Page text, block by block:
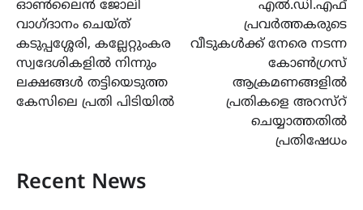
navigation
ഓൺലൈൻ ജോലി
വാഗ്ദാനം ചെയ്ത്
കടുപ്പശ്ശേരി, കല്ലേറ്റുംകര
സ്വദേശികളിൽ നിന്നും
ലക്ഷങ്ങൾ തട്ടിയെടുത്ത
കേസിലെ പ്രതി പിടിയിൽ
എൽ.ഡി.എഫ്
പ്രവർത്തകരുടെ
വീടുകൾക്ക് നേരെ നടന്ന
കോൺഗ്രസ്
ആക്രമണങ്ങളിൽ
പ്രതികളെ അറസ്റ്
ചെയ്യാത്തതിൽ
പ്രതിഷേധം
Recent News